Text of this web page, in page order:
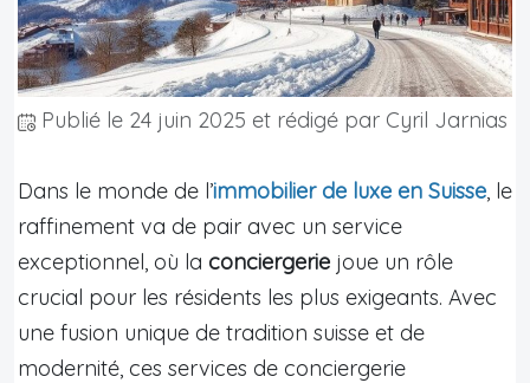
Publié le 24 juin 2025 et rédigé par Cyril Jarnias
Dans le monde de l’immobilier de luxe en Suisse, le
raffinement va de pair avec un service
exceptionnel, où la conciergerie joue un rôle
crucial pour les résidents les plus exigeants. Avec
une fusion unique de tradition suisse et de
modernité, ces services de conciergerie